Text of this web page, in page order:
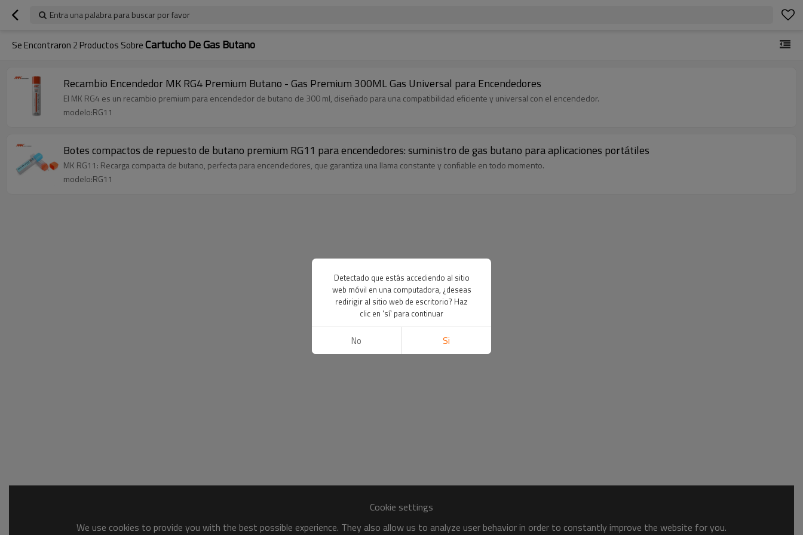
Entra una palabra para buscar por favor
Se Encontraron 2 Productos SobreCartucho De Gas Butano
Recambio Encendedor MK RG4 Premium Butano - Gas Premium 300ML Gas Universal para Encendedores
El MK RG4 es un recambio premium para encendedor de butano de 300 ml, diseñado para una compatibilidad eficiente y universal con el encendedor.
modelo:RG11
Botes compactos de repuesto de butano premium RG11 para encendedores: suministro de gas butano para aplicaciones portátiles
MK RG11: Recarga compacta de butano, perfecta para encendedores, que garantiza una llama constante y confiable en todo momento.
modelo:RG11
Cookie settings
We use cookies to provide you with the best possible experience. They also allow us to analyze user behavior in order to constantly improve the website for you.
Detectado que estás accediendo al sitio
web móvil en una computadora, ¿deseas
redirigir al sitio web de escritorio? Haz
clic en 'sí' para continuar
No Si